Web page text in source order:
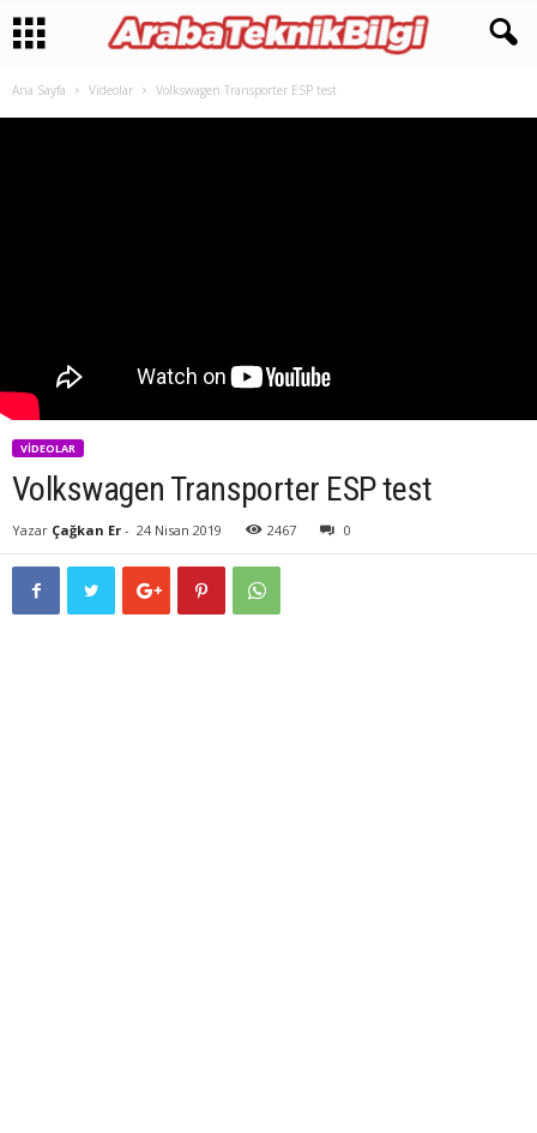
Ana Sayfa Videolar Volkswagen Transporter ESP test
VIDEOLAR
Volkswagen Transporter ESP test
Yazar Çağkan Er - 24 Nisan 2019 2467 0